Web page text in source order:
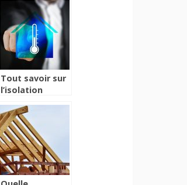
quelques
conseils utiles
Tout savoir sur
l’isolation
maison